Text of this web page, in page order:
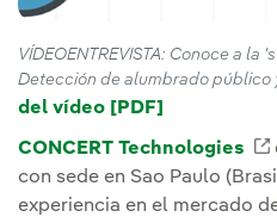
VÍDEOENTREVISTA: Conoce a
Detección de alumbrado público
del vídeo [PDF]
CONCERT Technologies
con sede en Sao Paulo
experiencia en el mercado